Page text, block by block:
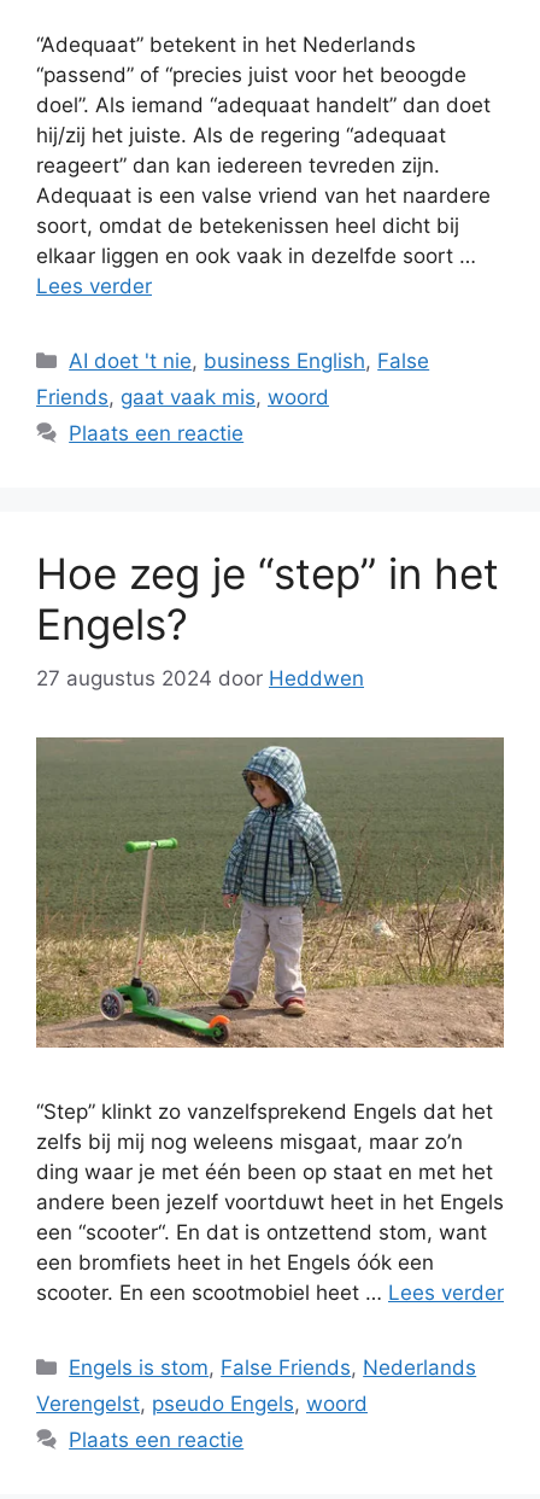
“Adequaat” betekent in het Nederlands
“passend” of “precies juist voor het beoogde
doel”. Als iemand “adequaat handelt” dan doet
hij/zij het juiste. Als de regering “adequaat
reageert” dan kan iedereen tevreden zijn.
Adequaat is een valse vriend van het naardere
soort, omdat de betekenissen heel dicht bij
elkaar liggen en ook vaak in dezelfde soort …
Lees verder
Categorieën
AI doet 't nie, business English, False
Friends, gaat vaak mis, woord
Plaats een reactie
Hoe zeg je “step” in het
Engels?
27 augustus 2024 door Heddwen
“Step” klinkt zo vanzelfsprekend Engels dat het
zelfs bij mij nog weleens misgaat, maar zo’n
ding waar je met één been op staat en met het
andere been jezelf voortduwt heet in het Engels
een “scooter“. En dat is ontzettend stom, want
een bromfiets heet in het Engels óók een
scooter. En een scootmobiel heet … Lees verder
Categorieën
Engels is stom, False Friends, Nederlands
Verengelst, pseudo Engels, woord
Plaats een reactie